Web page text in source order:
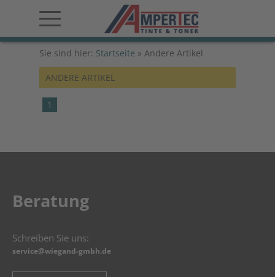
Sie sind hier: Startseite » Andere Artikel
ANDERE ARTIKEL
1
Beratung
Schreiben Sie uns:
service@wiegand-gmbh.de